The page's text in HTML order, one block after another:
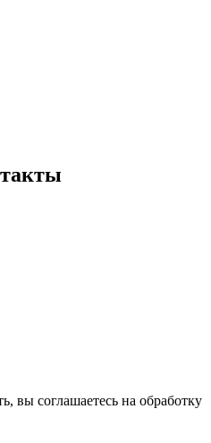
вы соглашаетесь на обработку